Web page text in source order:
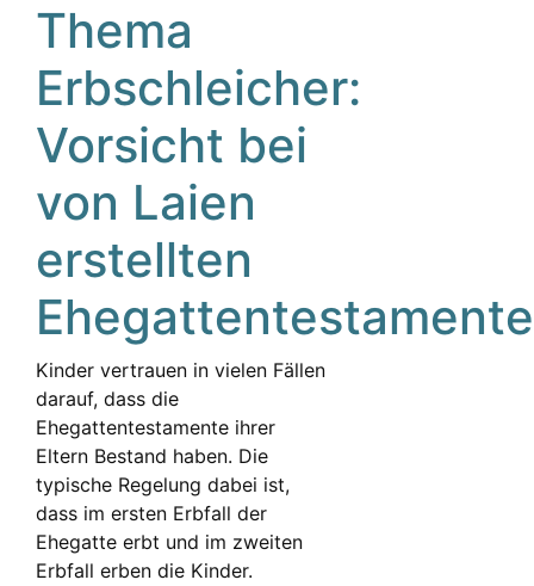
Thema
Erbschleicher:
Vorsicht bei
von Laien
erstellten
Kinder vertrauen in vielen Fällen
darauf, dass die
Ehegattentestamente ihrer
Eltern Bestand haben. Die
typische Regelung dabei ist,
dass im ersten Erbfall der
Ehegatte erbt und im zweiten
Erbfall erben die Kinder.